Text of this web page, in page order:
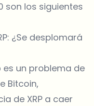
son los siguientes
¿Se desplomará
es un problema de
Bitcoin,
de XRP a caer